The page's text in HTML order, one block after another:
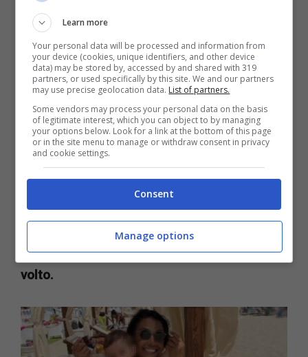
La Marconi ha sempre curato il suo aspetto
fisico, ma ha attraversato un momento
delicato che finalmente è scomparso. La
showgirl è uscita vincitrice dalla lunga
battaglia che l’ha visto coinvolta negli ultimi
anni.Ora il sorriso è tornato a illuminarle il
volto.
Learn more
Your personal data will be processed and information from
your device (cookies, unique identifiers, and other device
data) may be stored by, accessed by and shared with 319
partners, or used specifically by this site. We and our partners
may use precise geolocation data. List of partners.
Some vendors may process your personal data on the basis
of legitimate interest, which you can object to by managing
your options below. Look for a link at the bottom of this page
or in the site menu to manage or withdraw consent in privacy
and cookie settings.
Consent
Manage options